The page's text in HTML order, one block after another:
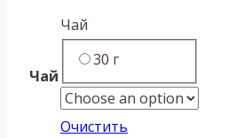
Чай
Чай
30 г
Очистить